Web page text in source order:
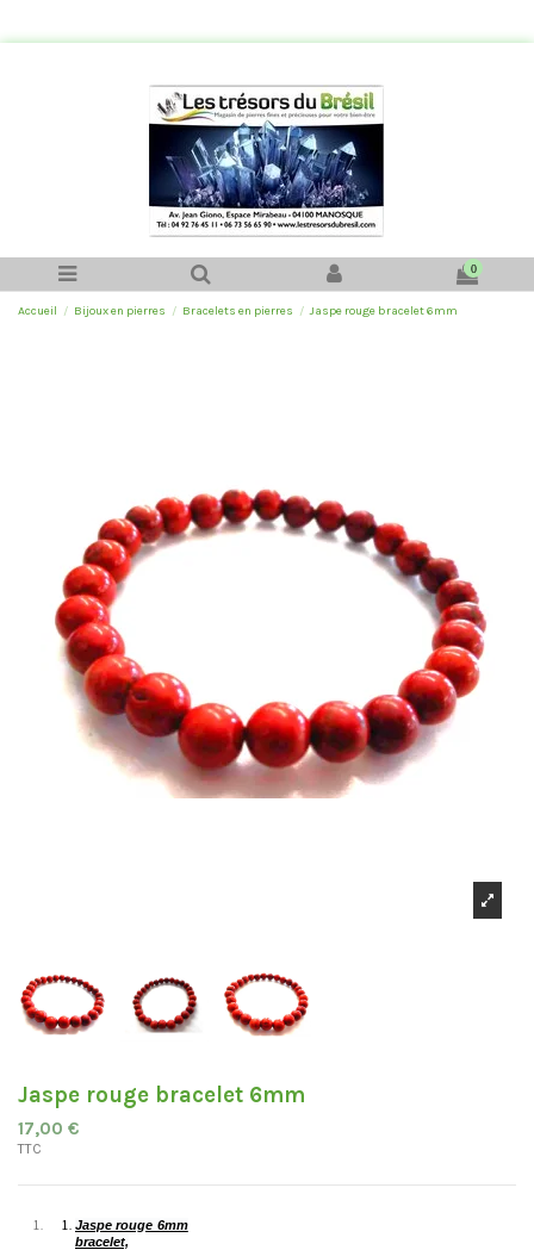
0
Accueil Bijoux en pierres Bracelets en pierres Jaspe rouge bracelet 6mm
Jaspe rouge bracelet 6mm
17,00 €
TTC
Jaspe rouge 6mm
bracelet,